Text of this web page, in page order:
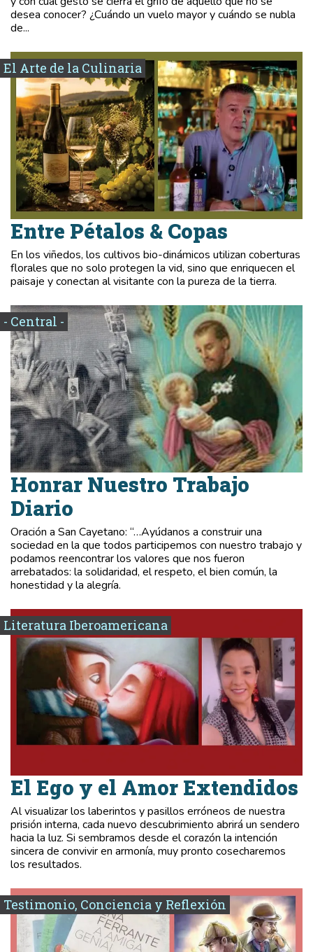
desea conocer? ¿Cuándo un vuelo mayor y cuándo se nubla
de...
El Arte de la Culinaria
Entre Pétalos & Copas
En los viñedos, los cultivos bio-dinámicos utilizan coberturas
florales que no solo protegen la vid, sino que enriquecen el
paisaje y conectan al visitante con la pureza de la tierra.
- Central -
Honrar Nuestro Trabajo
Diario
Oración a San Cayetano: “…Ayúdanos a construir una
sociedad en la que todos participemos con nuestro trabajo y
podamos reencontrar los valores que nos fueron
arrebatados: la solidaridad, el respeto, el bien común, la
honestidad y la alegría.
Literatura Iberoamericana
El Ego y el Amor Extendidos
Al visualizar los laberintos y pasillos erróneos de nuestra
prisión interna, cada nuevo descubrimiento abrirá un sendero
hacia la luz. Si sembramos desde el corazón la intención
sincera de convivir en armonía, muy pronto cosecharemos
los resultados.
Testimonio, Conciencia y Reflexión